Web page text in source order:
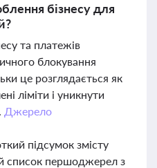
бізнесу для
та платежів
блокування
це розглядається як
ліміти і уникнути
Джерело
підсумок змісту
список першоджерел з